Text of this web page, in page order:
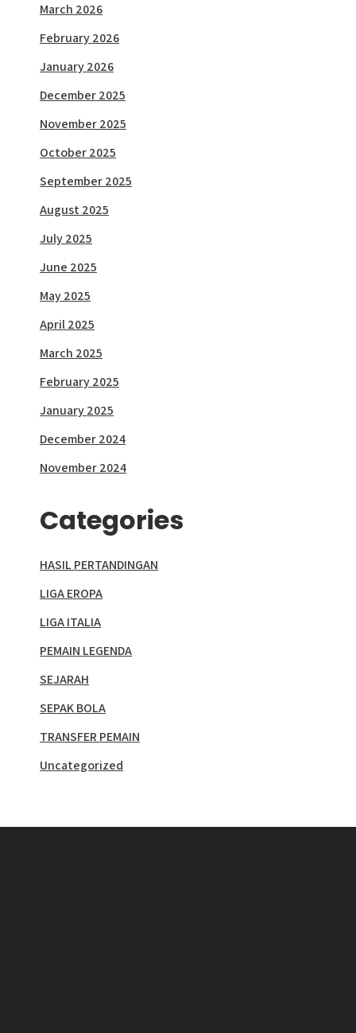
March 2026
February 2026
January 2026
December 2025
November 2025
October 2025
September 2025
August 2025
July 2025
June 2025
May 2025
April 2025
March 2025
February 2025
January 2025
December 2024
November 2024
Categories
HASIL PERTANDINGAN
LIGA EROPA
LIGA ITALIA
PEMAIN LEGENDA
SEJARAH
SEPAK BOLA
TRANSFER PEMAIN
Uncategorized